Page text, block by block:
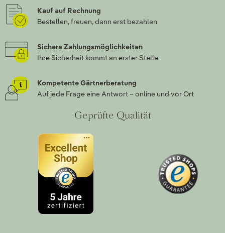
Kauf auf Rechnung
Bestellen, freuen, dann erst bezahlen
Sichere Zahlungsmöglichkeiten
Ihre Sicherheit kommt an erster Stelle
Kompetente Gärtnerberatung
Auf jede Frage eine Antwort – online und vor Ort
Geprüfte Qualität